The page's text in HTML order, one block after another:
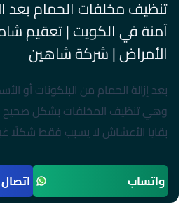
تنظيف مخلفات الحمام بعد
آمنة في الكويت | تعقيم
الأمراض | شركة شاهين
بعد إزالة الحمام من البلكونات أو
وهي تنظيف المخلفات بشكل صحيح
بقايا الأعشاش لا يسبب فقط شكلًا
واتساب اتصال